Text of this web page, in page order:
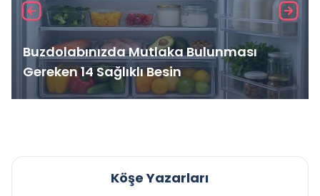
Buzdolabınızda Mutlaka Bulunması
Gereken 14 Sağlıklı Besin
Köşe Yazarları